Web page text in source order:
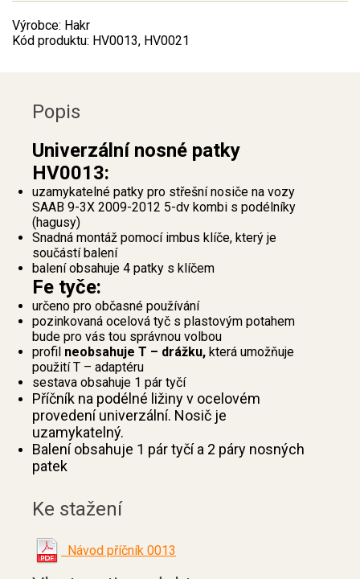
Výrobce: Hakr
Kód produktu: HV0013, HV0021
Popis
Univerzální nosné patky
HV0013:
uzamykatelné patky pro střešní nosiče na vozy
SAAB 9-3X 2009-2012 5-dv kombi s podélníky
(hagusy)
Snadná montáž pomocí imbus klíče, který je
součástí balení
balení obsahuje 4 patky s klíčem
Fe tyče:
určeno pro občasné používání
pozinkovaná ocelová tyč s plastovým potahem
bude pro vás tou správnou volbou
profil neobsahuje T – drážku, která umožňuje
použití T – adaptéru
sestava obsahuje 1 pár tyčí
Příčník na podélné ližiny v ocelovém
provedení univerzální. Nosič je
uzamykatelný.
Balení obsahuje 1 pár tyčí a 2 páry nosných
patek
Ke stažení
Návod příčník 0013